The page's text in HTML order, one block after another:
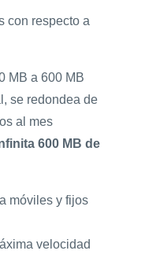
con respecto a
MB a 600 MB
se redondea de
al mes
600 MB de
móviles y fijos
velocidad